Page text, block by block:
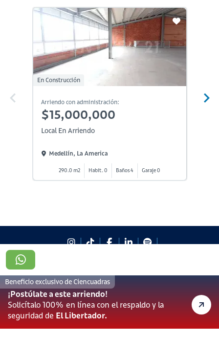
Beneficio exclusivo de Ciencuadras
¡Postúlate a este arriendo!
Solicítalo 100% en línea con el respaldo y la
seguridad de El Libertador.
En Construcción
Arriendo con administración:
$15,000,000
Local En Arriendo
Medellín, La America
290.0 m2 Habit. 0 Baños 4 Garaje 0
601 3905331
lineadesoporte923@serviciosbolivar.com
Canales de preferencia
Preguntas frecuentes